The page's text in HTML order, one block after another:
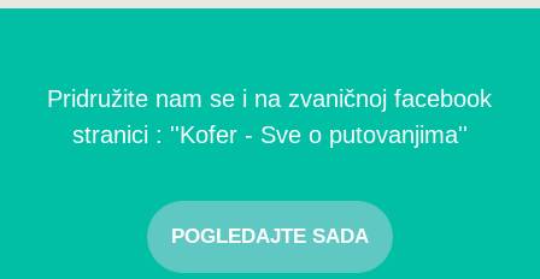
Pridružite nam se i na zvaničnoj facebook
stranici : ''Kofer - Sve o putovanjima''
POGLEDAJTE SADA